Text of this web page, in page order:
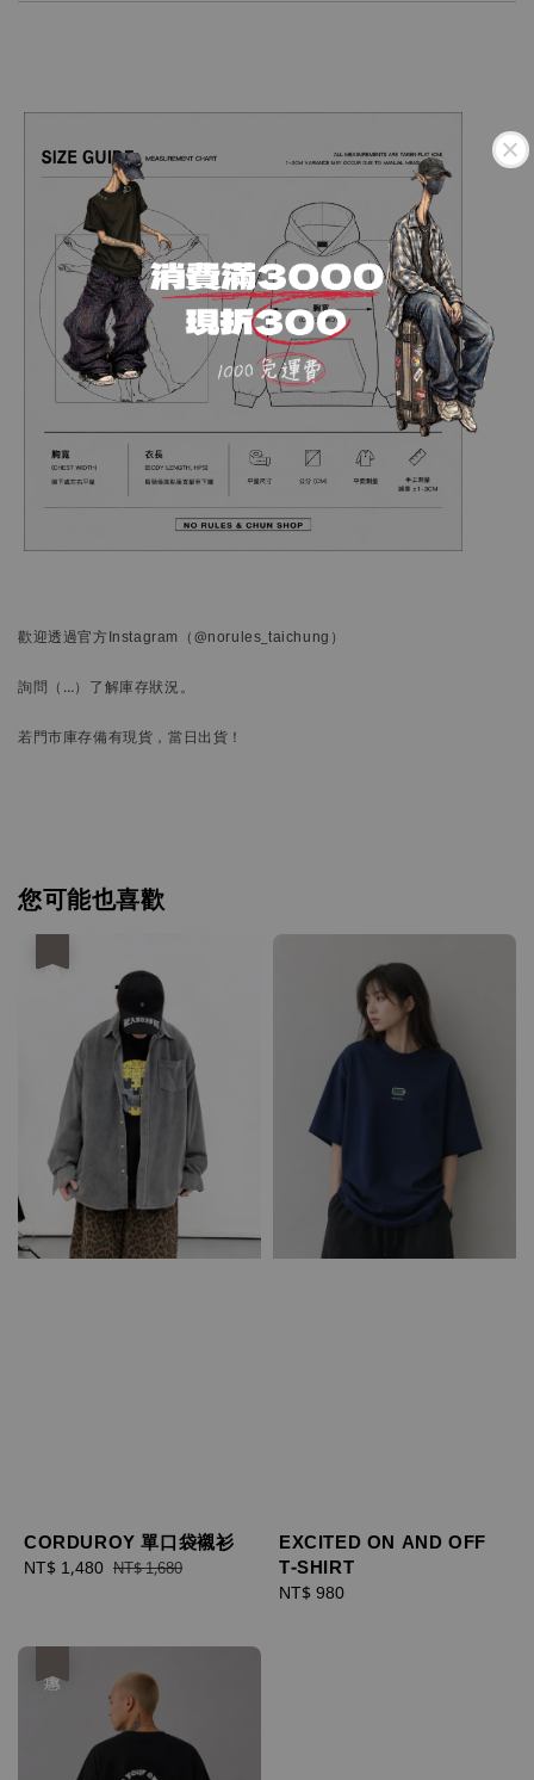
歡迎透過官方Instagram （@norules_taichung）
詢問 （…） 了解庫存狀況。
若門市庫存備有現貨，當日出貨！
您可能也喜歡
CORDUROY 單口袋襯衫
Sale
NT$ 1,480 Regular
NT$ 1,680
EXCITED ON AND OFF
T-SHIRT
Regular
NT$ 980